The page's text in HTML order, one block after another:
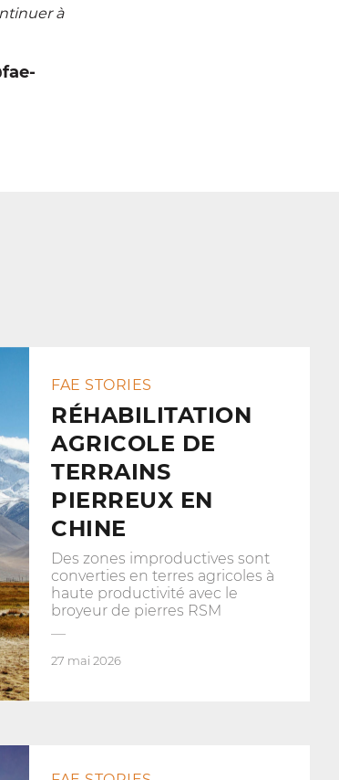
à
FAE STORIES
RÉHABILITATION
AGRICOLE DE
TERRAINS
PIERREUX EN
CHINE
Des zones improductives sont
converties en terres agricoles à
haute productivité avec le
broyeur de pierres RSM
27 mai 2026